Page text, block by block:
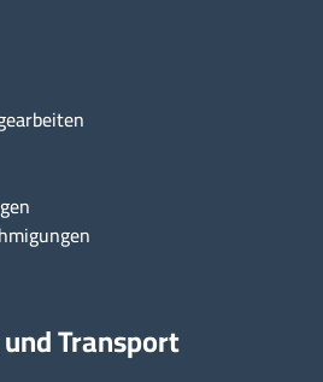
Transport